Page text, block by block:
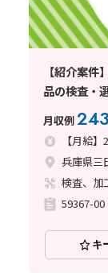
【紹介案
品の検査・
イな食堂あ
月収例
【月給
兵庫県三
検査、加
59367-00
キ